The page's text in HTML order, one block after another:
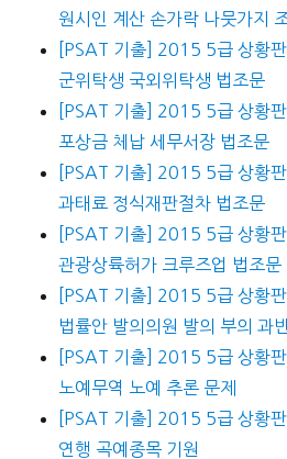
원시인 계산 손가락 나뭇가지
[PSAT 기출] 2015 5급 상황
군위탁생 국외위탁생 법조문
[PSAT 기출] 2015 5급 상황
포상금 체납 세무서장 법조문
[PSAT 기출] 2015 5급 상황
과태료 정식재판절차 법조문
[PSAT 기출] 2015 5급 상황
관광상륙허가 크루즈업 법조문
[PSAT 기출] 2015 5급 상황
법률안 발의의원 발의 부의 과
[PSAT 기출] 2015 5급 상황
노예무역 노예 추론 문제
[PSAT 기출] 2015 5급 상황
연행 곡예종목 기원